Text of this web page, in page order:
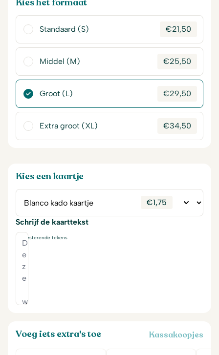
Kies het formaat
Standaard (S) €21,50
Middel (M) €25,50
Groot (L) €29,50
Extra groot (XL) €34,50
Kies een kaartje
€1,75
Schrijf de kaarttekst
resterende tekens
Voeg iets extra's toe Kassakoopjes